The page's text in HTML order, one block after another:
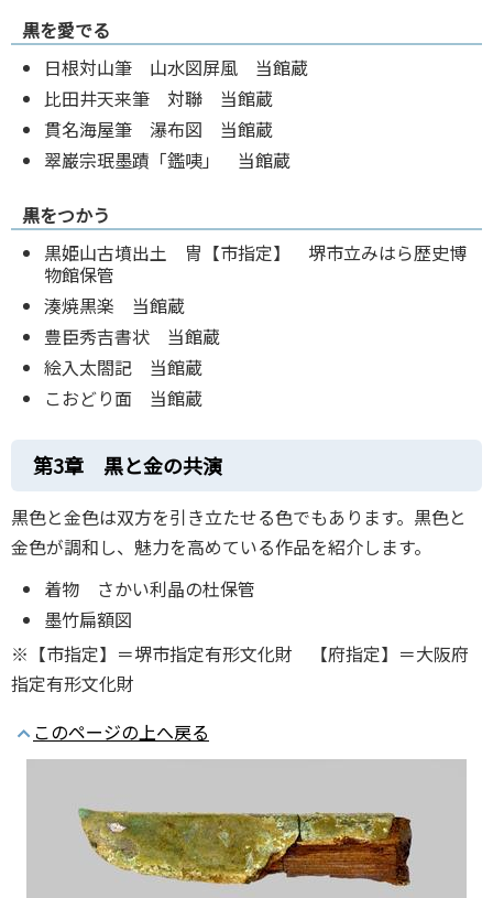
黒を愛でる
日根対山筆 山水図屏風 当館蔵
比田井天来筆 対聯 当館蔵
貫名海屋筆 瀑布図 当館蔵
翠巌宗珉墨蹟「鑑咦」 当館蔵
黒をつかう
黒姫山古墳出土 冑【市指定】 堺市立みはら歴史博
物館保管
湊焼黒楽 当館蔵
豊臣秀吉書状 当館蔵
絵入太閤記 当館蔵
こおどり面 当館蔵
第3章 黒と金の共演
黒色と金色は双方を引き立たせる色でもあります。黒色と
金色が調和し、魅力を高めている作品を紹介します。
着物 さかい利晶の杜保管
墨竹扁額図
※【市指定】＝堺市指定有形文化財 【府指定】＝大阪府
指定有形文化財
このページの上へ戻る